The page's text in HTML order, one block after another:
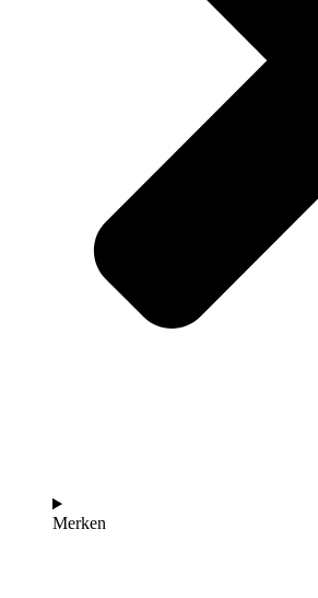
Merken